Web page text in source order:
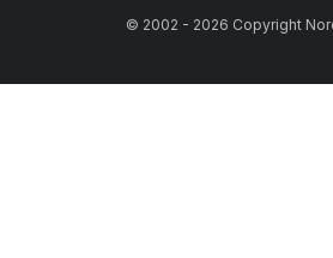
© 2002 - 2026 Copyright